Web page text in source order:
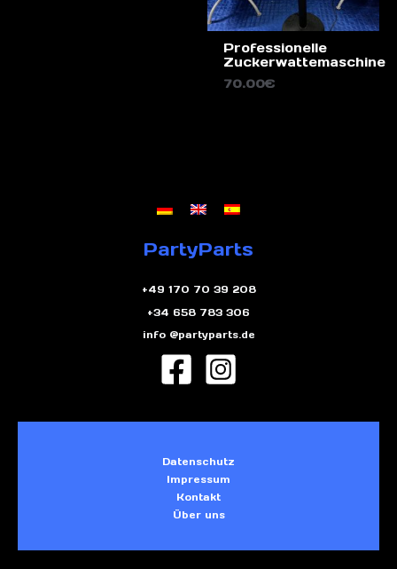
Professionelle
Zuckerwattemaschine
70.00€
PartyParts
+49 170 70 39 208
+34 658 783 306
info @partyparts.de
Datenschutz
Impressum
Kontakt
Über uns